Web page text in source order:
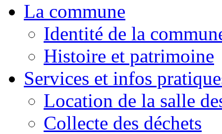
La commune
Identité de la
Histoire et patrimoine
Services et infos
Location de la salle
Collecte des déchets